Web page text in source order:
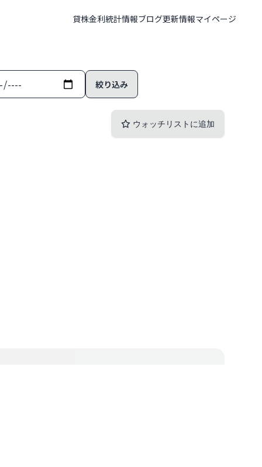
貸株金利統計情報ブログ更新情報マイページ
ウォッチリストに追加